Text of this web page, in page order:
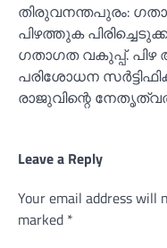
തിരുവനന്തപുരം:
പിഴത്തുക
ഗതാഗത വകുപ്പ്.
പരിശോധന
രാജുവിന്റെ
Leave a Reply
Your email address will
marked *